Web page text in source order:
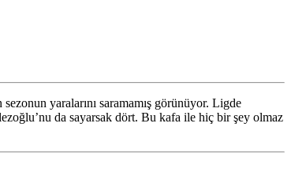
yaralarını saramamış görünüyor. Ligde
da sayarsak dört. Bu kafa ile hiç bir şey olmaz